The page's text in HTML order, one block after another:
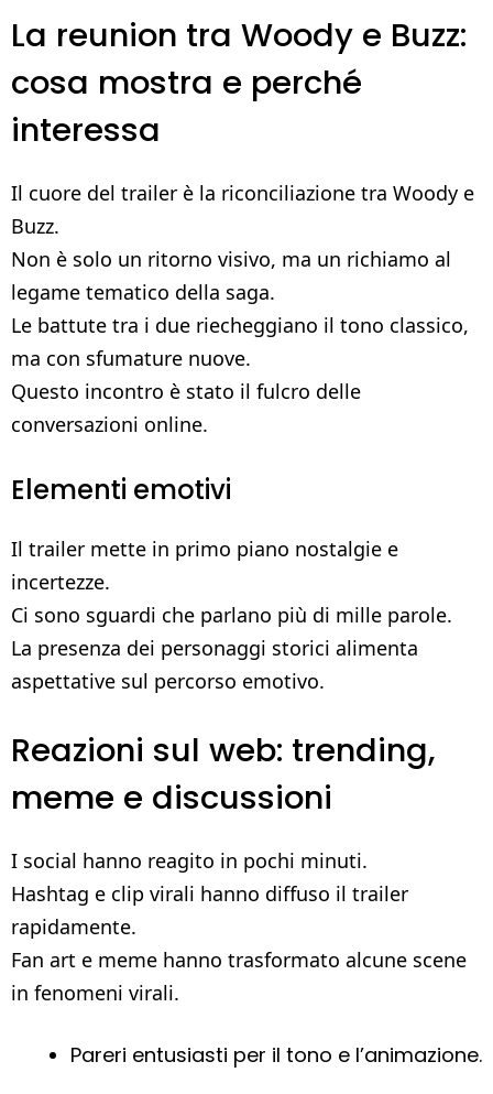
La reunion tra Woody e Buzz:
cosa mostra e perché
interessa
Il cuore del trailer è la riconciliazione tra Woody e
Buzz.
Non è solo un ritorno visivo, ma un richiamo al
legame tematico della saga.
Le battute tra i due riecheggiano il tono classico,
ma con sfumature nuove.
Questo incontro è stato il fulcro delle
conversazioni online.
Elementi emotivi
Il trailer mette in primo piano nostalgie e
incertezze.
Ci sono sguardi che parlano più di mille parole.
La presenza dei personaggi storici alimenta
aspettative sul percorso emotivo.
Reazioni sul web: trending,
meme e discussioni
I social hanno reagito in pochi minuti.
Hashtag e clip virali hanno diffuso il trailer
rapidamente.
Fan art e meme hanno trasformato alcune scene
in fenomeni virali.
Pareri entusiasti per il tono e l’animazione.